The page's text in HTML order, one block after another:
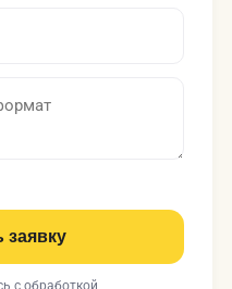
заявку
с обработкой